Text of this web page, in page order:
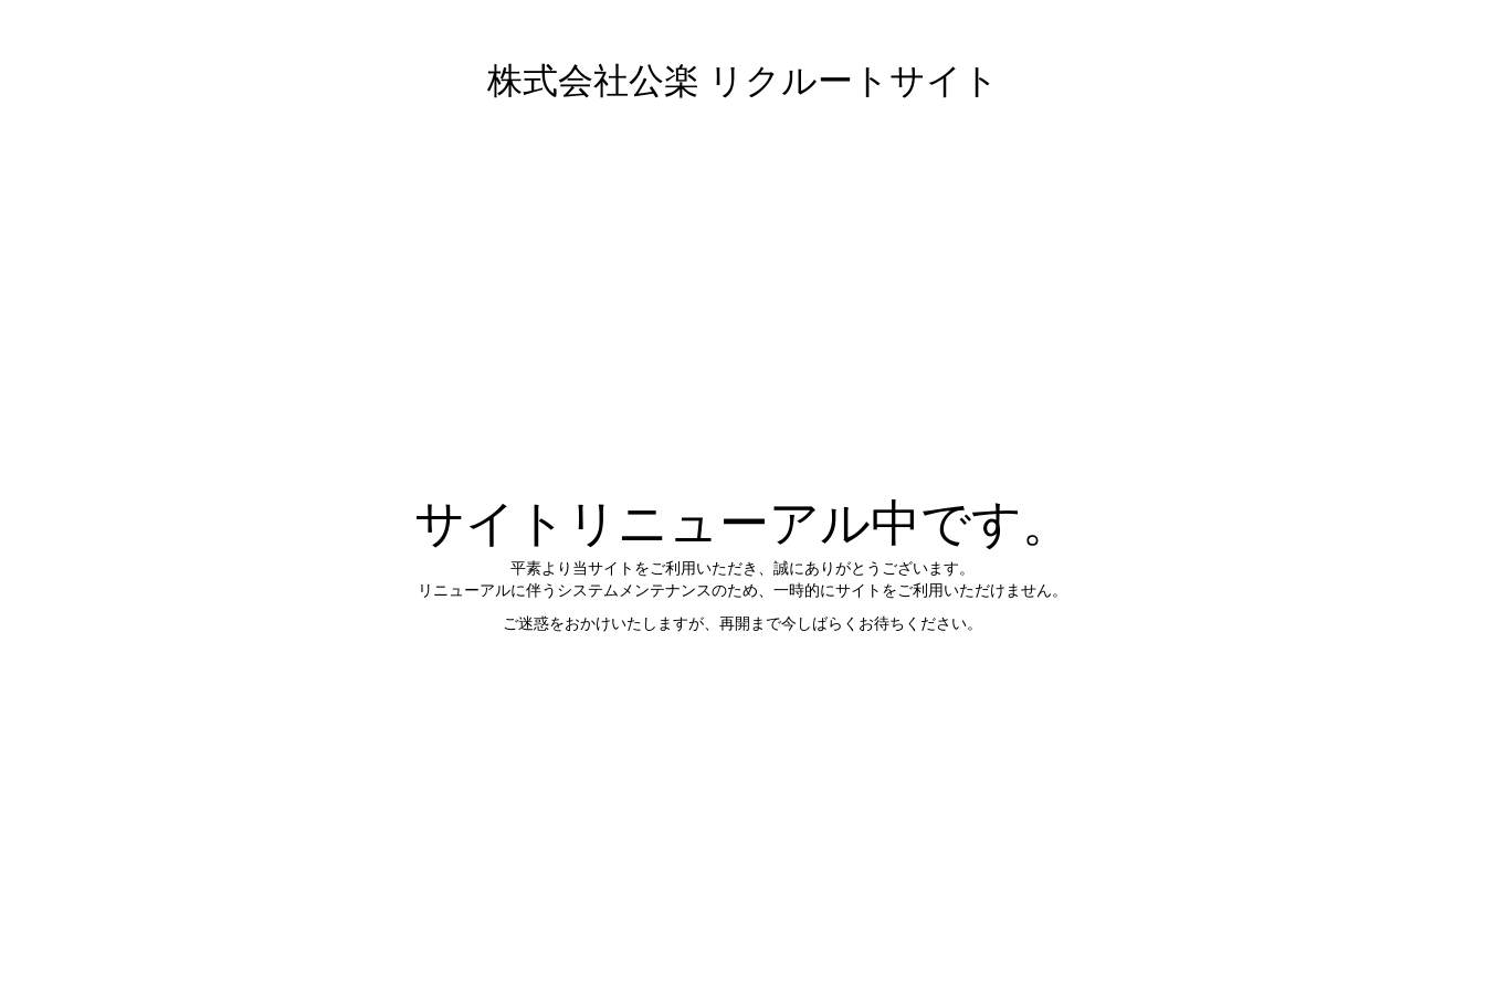
株式会社公楽 リクルートサイト
サイトリニューアル中です。
平素より当サイトをご利用いただき、誠にありがとうございます。
リニューアルに伴うシステムメンテナンスのため、一時的にサイトをご利用いただけません。
ご迷惑をおかけいたしますが、再開まで今しばらくお待ちください。